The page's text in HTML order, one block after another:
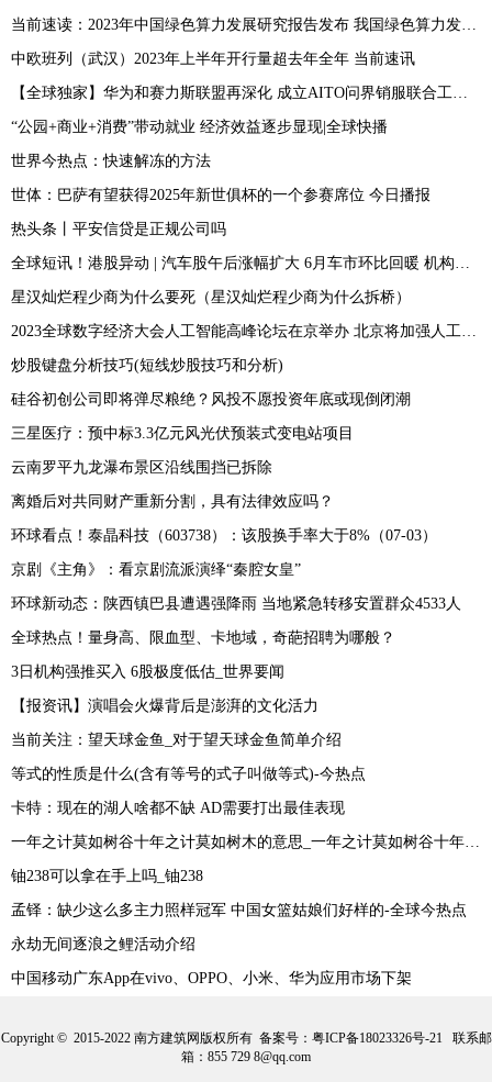
中欧班列（武汉）2023年上半年开行量超去年全年 当前速讯
“公园+商业+消费”带动就业 经济效益逐步显现|全球快播
世界今热点：快速解冻的方法
世体：巴萨有望获得2025年新世俱杯的一个参赛席位 今日播报
热头条丨平安信贷是正规公司吗
星汉灿烂程少商为什么要死（星汉灿烂程少商为什么拆桥）
炒股键盘分析技巧(短线炒股技巧和分析)
硅谷初创公司即将弹尽粮绝？风投不愿投资年底或现倒闭潮
三星医疗：预中标3.3亿元风光伏预装式变电站项目
云南罗平九龙瀑布景区沿线围挡已拆除
离婚后对共同财产重新分割，具有法律效应吗？
环球看点！泰晶科技（603738）：该股换手率大于8%（07-03）
京剧《主角》：看京剧流派演绎“秦腔女皇”
环球新动态：陕西镇巴县遭遇强降雨 当地紧急转移安置群众4533人
全球热点！量身高、限血型、卡地域，奇葩招聘为哪般？
3日机构强推买入 6股极度低估_世界要闻
【报资讯】演唱会火爆背后是澎湃的文化活力
当前关注：望天球金鱼_对于望天球金鱼简单介绍
等式的性质是什么(含有等号的式子叫做等式)-今热点
卡特：现在的湖人啥都不缺 AD需要打出最佳表现
铀238可以拿在手上吗_铀238
孟铎：缺少这么多主力照样冠军 中国女篮姑娘们好样的-全球今热点
永劫无间逐浪之鲤活动介绍
中国移动广东App在vivo、OPPO、小米、华为应用市场下架
Copyright © 2015-2022 南方建筑网版权所有 备案号： 粤ICP备18023326号-21
联系邮
箱：855 729 8@qq.com